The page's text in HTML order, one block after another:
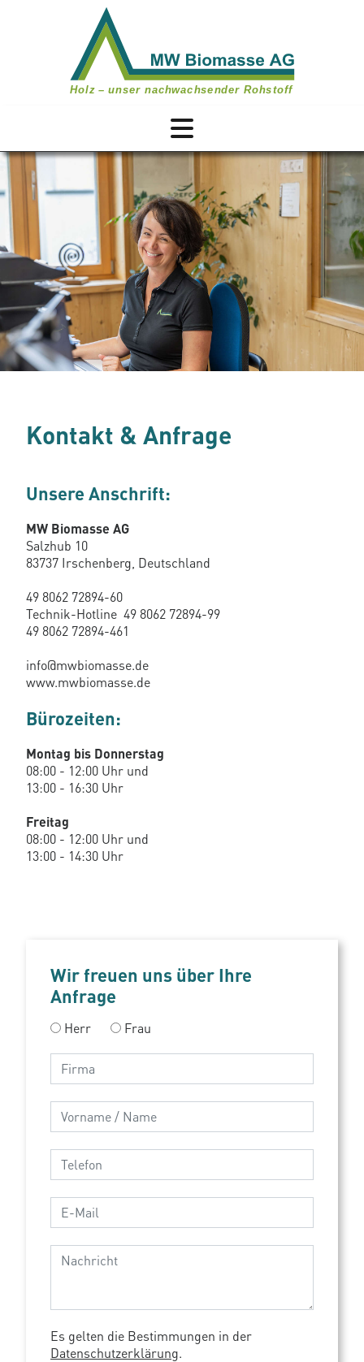
Kontakt & Anfrage
Unsere Anschrift:
MW Biomasse AG
Salzhub 10
83737 Irschenberg, Deutschland
49 8062 72894-60
Technik-Hotline 49 8062 72894-99
49 8062 72894-461
info@mwbiomasse.de
www.mwbiomasse.de
Bürozeiten:
Montag bis Donnerstag
08:00 - 12:00 Uhr und
13:00 - 16:30 Uhr
Freitag
08:00 - 12:00 Uhr und
13:00 - 14:30 Uhr
Wir freuen uns über Ihre
Anfrage
Herr
Frau
Firma
Name / Vorname
Telefon
E-Mail
Nachricht
Es gelten die Bestimmungen in der
Datenschutzerklärung.